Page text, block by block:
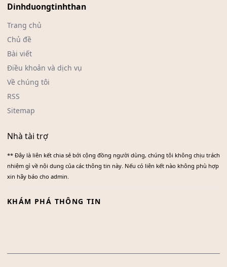
Dinhduongtinhthan
Trang chủ
Chủ đề
Bài viết
Điều khoản và dịch vụ
Về chúng tôi
RSS
Sitemap
Nhà tài trợ
** Đây là liên kết chia sẻ bới cộng đồng người dùng, chúng tôi không chịu trách
nhiệm gì về nội dung của các thông tin này. Nếu có liên kết nào không phù hợp
xin hãy báo cho admin.
KHÁM PHÁ THÔNG TIN